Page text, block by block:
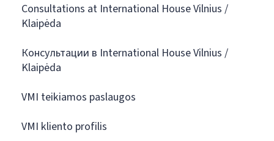
Consultations at International House Vilnius /
Klaipėda
Консультации в International House Vilnius /
Klaipėda
VMI teikiamos paslaugos
VMI kliento profilis